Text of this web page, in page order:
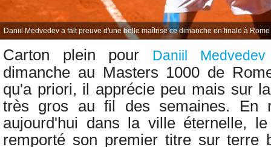
Daniil Medvedev a fait preuve d'une belle maîtrise ce dimanche en finale à
Carton plein pour Daniil Medvedev
dimanche au Masters 1000 de
qu'a priori, il apprécie peu mais sur
très gros au fil des semaines. En
aujourd'hui dans la ville éternelle,
remporté son premier titre sur terre